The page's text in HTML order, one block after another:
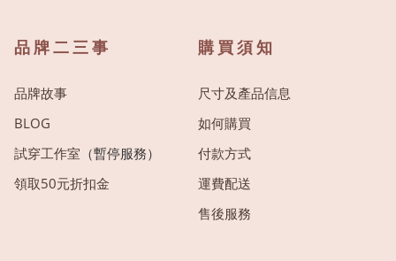
品牌二三事
品牌故事
BLOG
試穿工作室 （暫停服務）
領取50元折扣金
購買須知
尺寸及產品信息
如何購買
付款方式
運費配送
售後服務